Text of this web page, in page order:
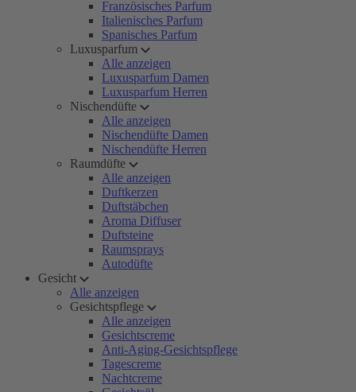
Französisches Parfum
Italienisches Parfum
Spanisches Parfum
Luxusparfum
Alle anzeigen
Luxusparfum Damen
Luxusparfum Herren
Nischendüfte
Alle anzeigen
Nischendüfte Damen
Nischendüfte Herren
Raumdüfte
Alle anzeigen
Duftkerzen
Duftstäbchen
Aroma Diffuser
Duftsteine
Raumsprays
Autodüfte
Gesicht
Alle anzeigen
Gesichtspflege
Alle anzeigen
Gesichtscreme
Anti-Aging-Gesichtspflege
Tagescreme
Nachtcreme